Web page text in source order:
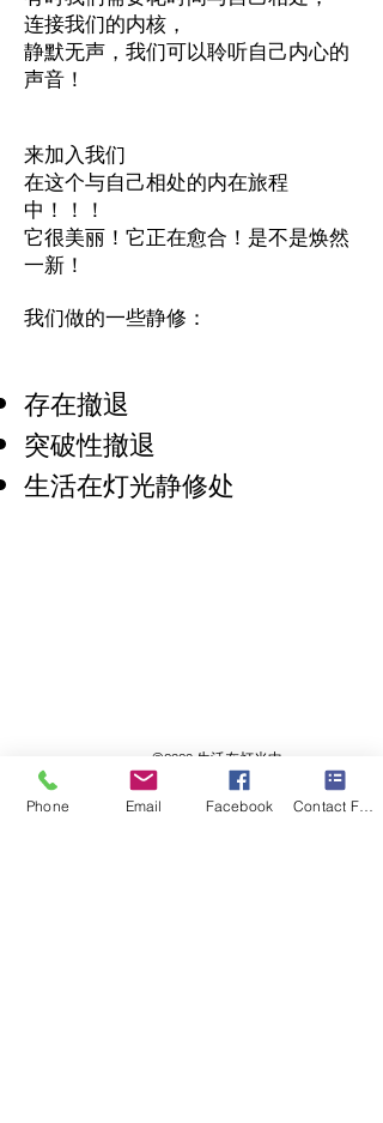
连接我们的内核，
静默无声，我们可以聆听自己内心的
声音！
来加入我们
在这个与自己相处的内在旅程
中！！！
它很美丽！它正在愈合！是不是焕然
一新！
我们做的一些静修：
存在撤退
突破性撤退
生活在灯光静修处
©2020 生活在灯光中
Phone Email Facebook Contact Form